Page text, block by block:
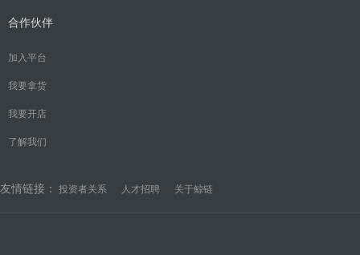
合作伙伴
加入平台
我要拿货
我要开店
了解我们
友情链接： 投资者关系 人才招聘 关于鲸链